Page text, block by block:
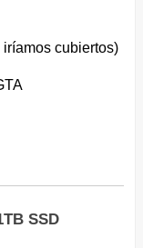
cubiertos)
SSD